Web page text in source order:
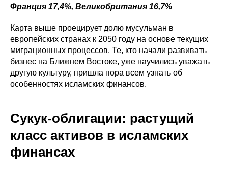
Франция 17,4%, Великобритания 16,7%
Карта выше проецирует долю мусульман в
европейских странах к 2050 году на основе текущих
миграционных процессов. Те, кто начали развивать
бизнес на Ближнем Востоке, уже научились уважать
другую культуру, пришла пора всем узнать об
особенностях исламских финансов.
Сукук-облигации: растущий
класс активов в исламских
финансах